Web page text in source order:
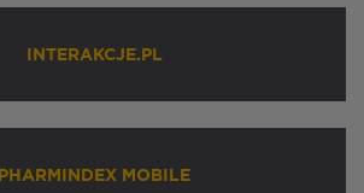
INTERAKCJE.PL
PHARMINDEX MOBILE